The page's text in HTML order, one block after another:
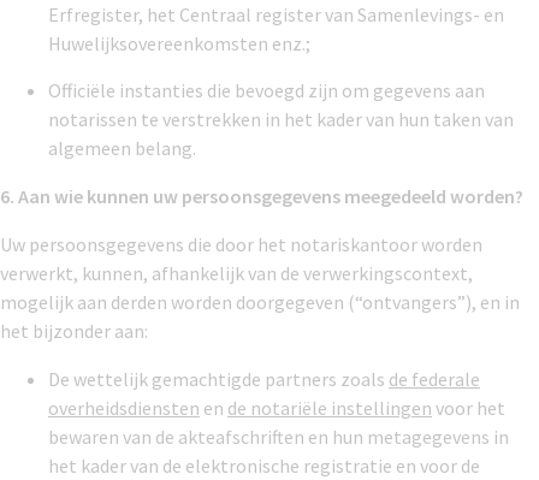
Erfregister, het Centraal register van Samenlevings- en
Huwelijksovereenkomsten enz.;
Officiële instanties die bevoegd zijn om gegevens aan
notarissen te verstrekken in het kader van hun taken van
algemeen belang.
6. Aan wie kunnen uw persoonsgegevens meegedeeld worden?
Uw persoonsgegevens die door het notariskantoor worden
verwerkt, kunnen, afhankelijk van de verwerkingscontext,
mogelijk aan derden worden doorgegeven (“ontvangers”), en in
het bijzonder aan:
De wettelijk gemachtigde partners zoals de federale
overheidsdiensten en de notariële instellingen voor het
bewaren van de akteafschriften en hun metagegevens in
het kader van de elektronische registratie en voor de